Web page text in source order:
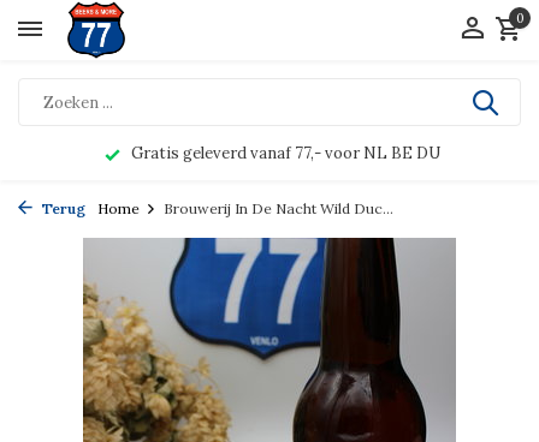
0
Gratis geleverd vanaf 77,- voor NL BE DU
Terug Home Brouwerij In De Nacht Wild Duc...